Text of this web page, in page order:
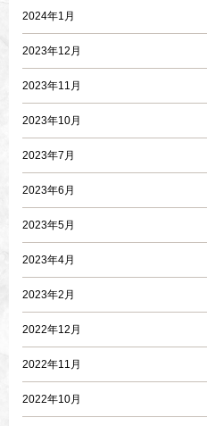
2024年1月
2023年12月
2023年11月
2023年10月
2023年7月
2023年6月
2023年5月
2023年4月
2023年2月
2022年12月
2022年11月
2022年10月